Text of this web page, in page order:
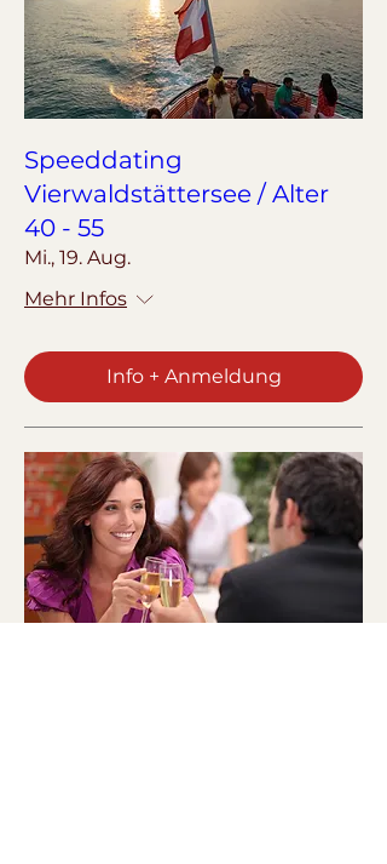
Speeddating
Vierwaldstättersee / Alter
40 - 55
Mi., 19. Aug.
Mehr Infos
Info + Anmeldung